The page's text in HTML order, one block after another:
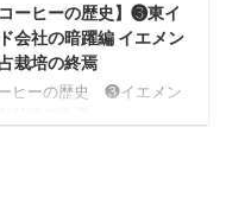
ります。 コーヒーベルト：
ヒー豆の栽培地域（北
南限） 上の世界地図で示
ーヒーベルト」と呼ばれ
道をはさんだ南北緯約25
コーヒーの歴史】❸東イ
会社の暗躍編 イエメン
栽培の終焉
ヒーの歴史 ❸イエメン